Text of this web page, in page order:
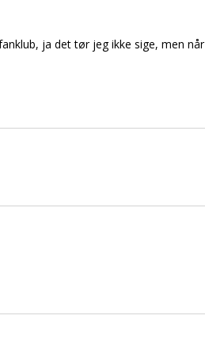
ja det tør jeg ikke sige, men når